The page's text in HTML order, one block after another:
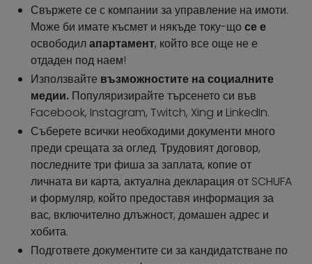
Свържете се с компании за управление на имоти.
Може би имате късмет и някъде току-щосе е
освободилапартамент, който все още не е
отдаден под наем!
Използвайте възможностите на социалните
медии. Популяризирайте търсенето си във
Facebook, Instagram, Twitch, Xing и LinkedIn.
Съберете всички необходими документи много
преди срещата за оглед. Трудовият договор,
последните три фиша за заплата, копие от
личната ви карта, актуална декларация от SCHUFA
и формуляр, който предоставя информация за
вас, включително длъжност, домашен адрес и
хобита.
Подгответе документите си за кандидатстване по